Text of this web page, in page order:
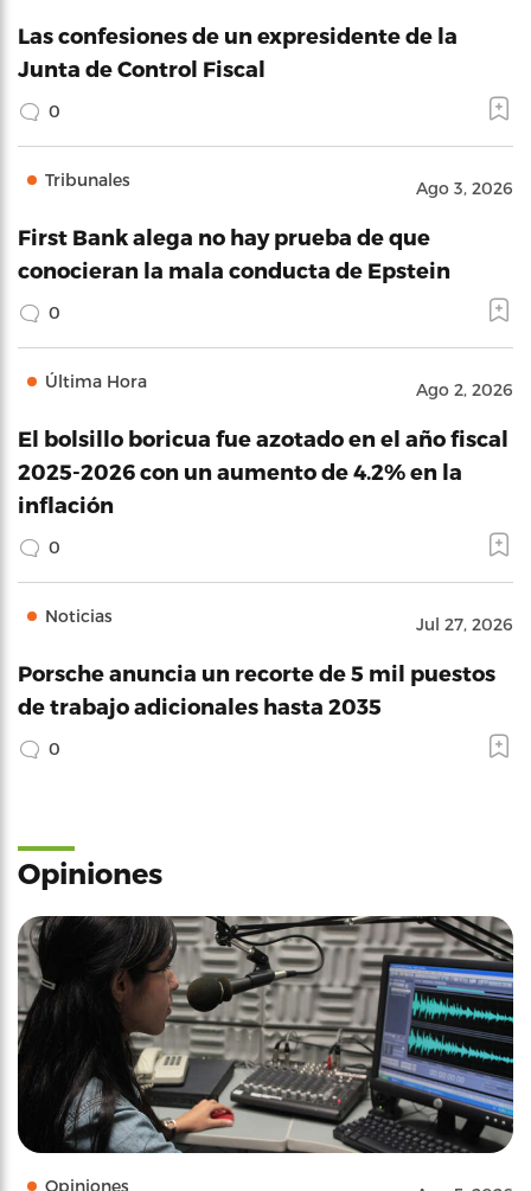
Las confesiones de un expresidente de la
Junta de Control Fiscal
0
Tribunales Ago 3, 2026
First Bank alega no hay prueba de que
conocieran la mala conducta de Epstein
0
Última Hora Ago 2, 2026
El bolsillo boricua fue azotado en el año fiscal
2025-2026 con un aumento de 4.2% en la
inflación
0
Noticias Jul 27, 2026
Porsche anuncia un recorte de 5 mil puestos
de trabajo adicionales hasta 2035
0
Opiniones
Opiniones